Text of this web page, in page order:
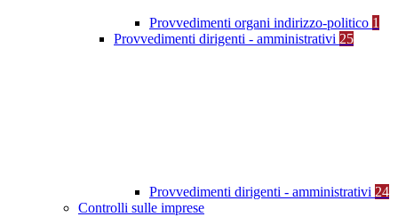
Provvedimenti organi indirizzo-politico 1
Provvedimenti dirigenti - amministrativi 25
Provvedimenti dirigenti - amministrativi 24
Controlli sulle imprese